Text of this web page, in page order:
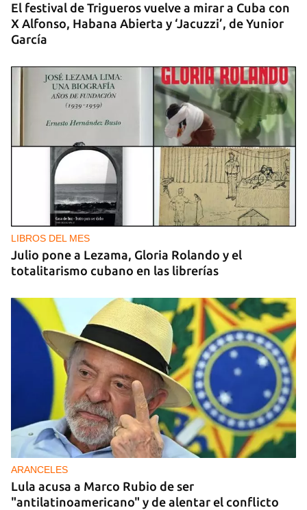
El festival de Trigueros vuelve a mirar a Cuba con
X Alfonso, Habana Abierta y ‘Jacuzzi’, de Yunior
García
LIBROS DEL MES
Julio pone a Lezama, Gloria Rolando y el
totalitarismo cubano en las librerías
ARANCELES
Lula acusa a Marco Rubio de ser
"antilatinoamericano" y de alentar el conflicto